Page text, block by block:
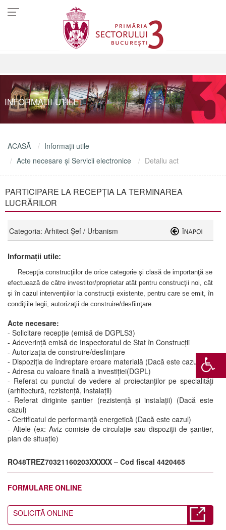
INFORMAŢII UTILE
ACASĂ
Informaţii utile
Acte necesare şi Servicii electronice
Detaliu act
PARTICIPARE LA RECEPȚIA LA TERMINAREA
LUCRĂRILOR
Categoria: Arhitect Şef / Urbanism
Informații utile:
Recepţia construcţiilor de orice categorie şi clasă de importanţă se
efectuează de către investitor/proprietar atât pentru construcţii noi, cât
şi în cazul intervenţiilor la construcţii existente, pentru care se emit, în
condiţiile legii, autorizaţii de construire/desfiinţare.
Acte necesare:
- Solicitare recepție (emisă de DGPLS3)
- Adeverință emisă de Inspectoratul de Stat în Construcții
- Autorizația de construire/desființare
- Dispoziția de îndreptare eroare materială (Dacă este cazul)
- Adresa cu valoare finală a investiției(DGPL)
- Referat cu punctul de vedere al proiectanților pe specialități
(arhitectură, rezistență, instalații)
- Referat diriginte șantier (rezistență și instalații) (Dacă este
cazul)
- Certificatul de performanță energetică (Dacă este cazul)
- Altele (ex: Aviz comisie de circulație sau dispoziții de șantier,
plan de situație)
RO48TREZ70321160203XXXXX – Cod fiscal 4420465
FORMULARE ONLINE
SOLICITĂ ONLINE